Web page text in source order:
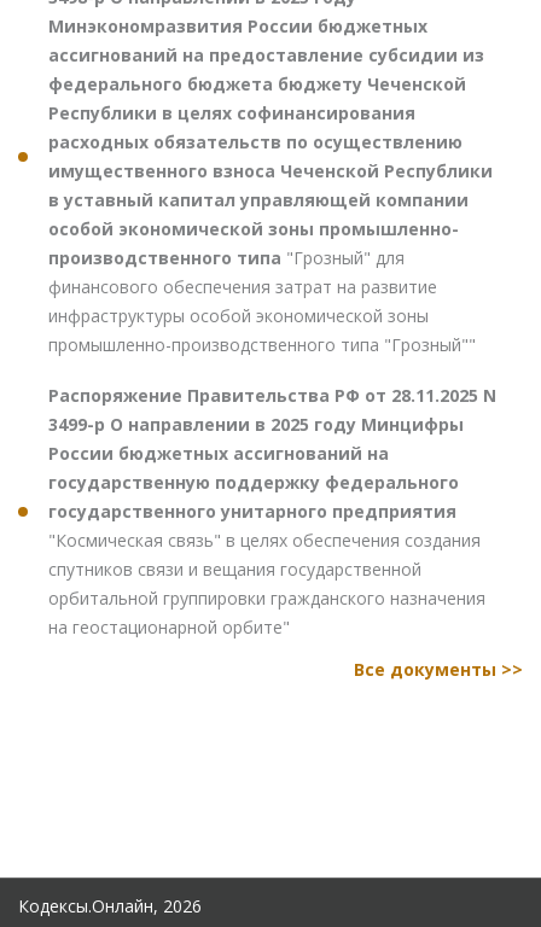
Минэкономразвития России бюджетных
ассигнований на предоставление субсидии из
федерального бюджета бюджету Чеченской
Республики в целях софинансирования
расходных обязательств по осуществлению
имущественного взноса Чеченской Республики
в уставный капитал управляющей компании
особой экономической зоны промышленно-
производственного типа "Грозный" для
финансового обеспечения затрат на развитие
инфраструктуры особой экономической зоны
промышленно-производственного типа "Грозный""
Распоряжение Правительства РФ от 28.11.2025 N
3499-р О направлении в 2025 году Минцифры
России бюджетных ассигнований на
государственную поддержку федерального
государственного унитарного предприятия
"Космическая связь" в целях обеспечения создания
спутников связи и вещания государственной
орбитальной группировки гражданского назначения
на геостационарной орбите"
Все документы >>
Кодексы.Онлайн, 2026